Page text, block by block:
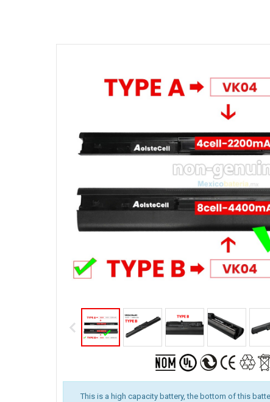
This is a high capacity battery, the bottom of this